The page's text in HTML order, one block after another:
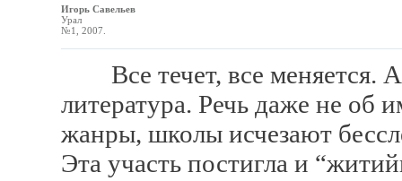
Игорь Савельев
Урал
№1, 2007.
Все течет, все меняется. А
литература. Речь даже не об
жанры, школы исчезают
Эта участь постигла и